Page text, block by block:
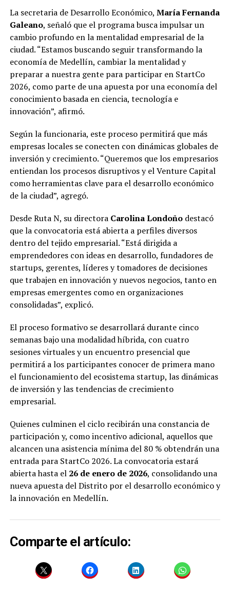
La secretaria de Desarrollo Económico, María Fernanda
Galeano, señaló que el programa busca impulsar un
cambio profundo en la mentalidad empresarial de la
ciudad. “Estamos buscando seguir transformando la
economía de Medellín, cambiar la mentalidad y
preparar a nuestra gente para participar en StartCo
2026, como parte de una apuesta por una economía del
conocimiento basada en ciencia, tecnología e
innovación”, afirmó.
Según la funcionaria, este proceso permitirá que más
empresas locales se conecten con dinámicas globales de
inversión y crecimiento. “Queremos que los empresarios
entiendan los procesos disruptivos y el Venture Capital
como herramientas clave para el desarrollo económico
de la ciudad”, agregó.
Desde Ruta N, su directora Carolina Londoñodestacó
que la convocatoria está abierta a perfiles diversos
dentro del tejido empresarial. “Está dirigida a
emprendedores con ideas en desarrollo, fundadores de
startups, gerentes, líderes y tomadores de decisiones
que trabajen en innovación y nuevos negocios, tanto en
empresas emergentes como en organizaciones
consolidadas”, explicó.
El proceso formativo se desarrollará durante cinco
semanas bajo una modalidad híbrida, con cuatro
sesiones virtuales y un encuentro presencial que
permitirá a los participantes conocer de primera mano
el funcionamiento del ecosistema startup, las dinámicas
de inversión y las tendencias de crecimiento
empresarial.
Quienes culminen el ciclo recibirán una constancia de
participación y, como incentivo adicional, aquellos que
alcancen una asistencia mínima del 80 % obtendrán una
entrada para StartCo 2026. La convocatoria estará
abierta hasta el 26 de enero de 2026, consolidando una
nueva apuesta del Distrito por el desarrollo económico y
la innovación en Medellín.
Comparte el artículo: